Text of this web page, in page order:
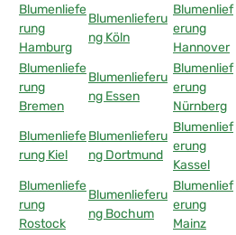
Blumenliefe
rung
Hamburg
Blumenlieferu
ng Köln
Blumenlief
erung
Hannover
Blumenliefe
rung
Bremen
Blumenlieferu
ng Essen
Blumenlief
erung
Nürnberg
Blumenliefe
rung Kiel
Blumenlieferu
ng Dortmund
Blumenlief
erung
Kassel
Blumenliefe
rung
Rostock
Blumenlieferu
ng Bochum
Blumenlief
erung
Mainz